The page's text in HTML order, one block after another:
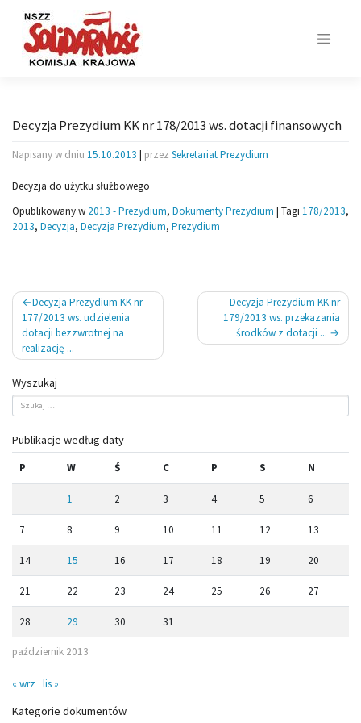
content
Decyzja Prezydium KK nr 178/2013 ws. dotacji finansowych
Napisany w dniu 15.10.2013 | przez Sekretariat Prezydium
Decyzja do użytku służbowego
Opublikowany w 2013 - Prezydium, Dokumenty Prezydium | Tagi 178/2013,
2013, Decyzja, Decyzja Prezydium, Prezydium
Nawigacja
wpisu
Decyzja Prezydium KK nr
177/2013 ws. udzielenia
dotacji bezzwrotnej na
realizację ...
Decyzja Prezydium KK nr
179/2013 ws. przekazania
środków z dotacji ...
Wyszukaj
Publikacje według daty
październik 2013
P W Ś C P S N
1 2 3 4 5 6
7 8 9 10 11 12 13
14 15 16 17 18 19 20
21 22 23 24 25 26 27
28 29 30 31
« wrz lis »
Kategorie dokumentów